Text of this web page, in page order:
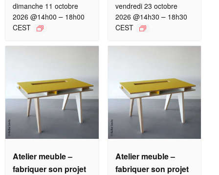
dimanche 11 octobre
2026 @14h00 – 18h00
CEST
vendredi 23 octobre
2026 @14h30 – 18h30
CEST
Atelier meuble –
fabriquer son projet
Atelier meuble –
fabriquer son projet